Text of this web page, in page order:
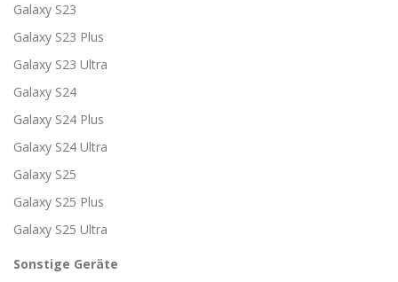
Galaxy S23
Galaxy S23 Plus
Galaxy S23 Ultra
Galaxy S24
Galaxy S24 Plus
Galaxy S24 Ultra
Galaxy S25
Galaxy S25 Plus
Galaxy S25 Ultra
Sonstige Geräte